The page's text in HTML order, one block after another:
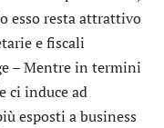
esso resta attrattivo
e fiscali
– Mentre in termini
ci induce ad
esposti a business